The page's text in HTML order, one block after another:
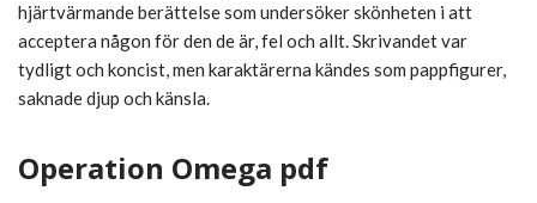
hjärtvärmande berättelse som undersöker skönheten i att
acceptera någon för den de är, fel och allt. Skrivandet var
tydligt och koncist, men karaktärerna kändes som pappfigurer,
saknade djup och känsla.
Operation Omega pdf